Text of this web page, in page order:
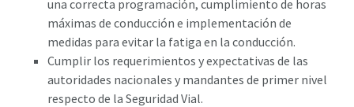
una correcta programación, cumplimiento de horas
máximas de conducción e implementación de
medidas para evitar la fatiga en la conducción.
Cumplir los requerimientos y expectativas de las
autoridades nacionales y mandantes de primer nivel
respecto de la Seguridad Vial.